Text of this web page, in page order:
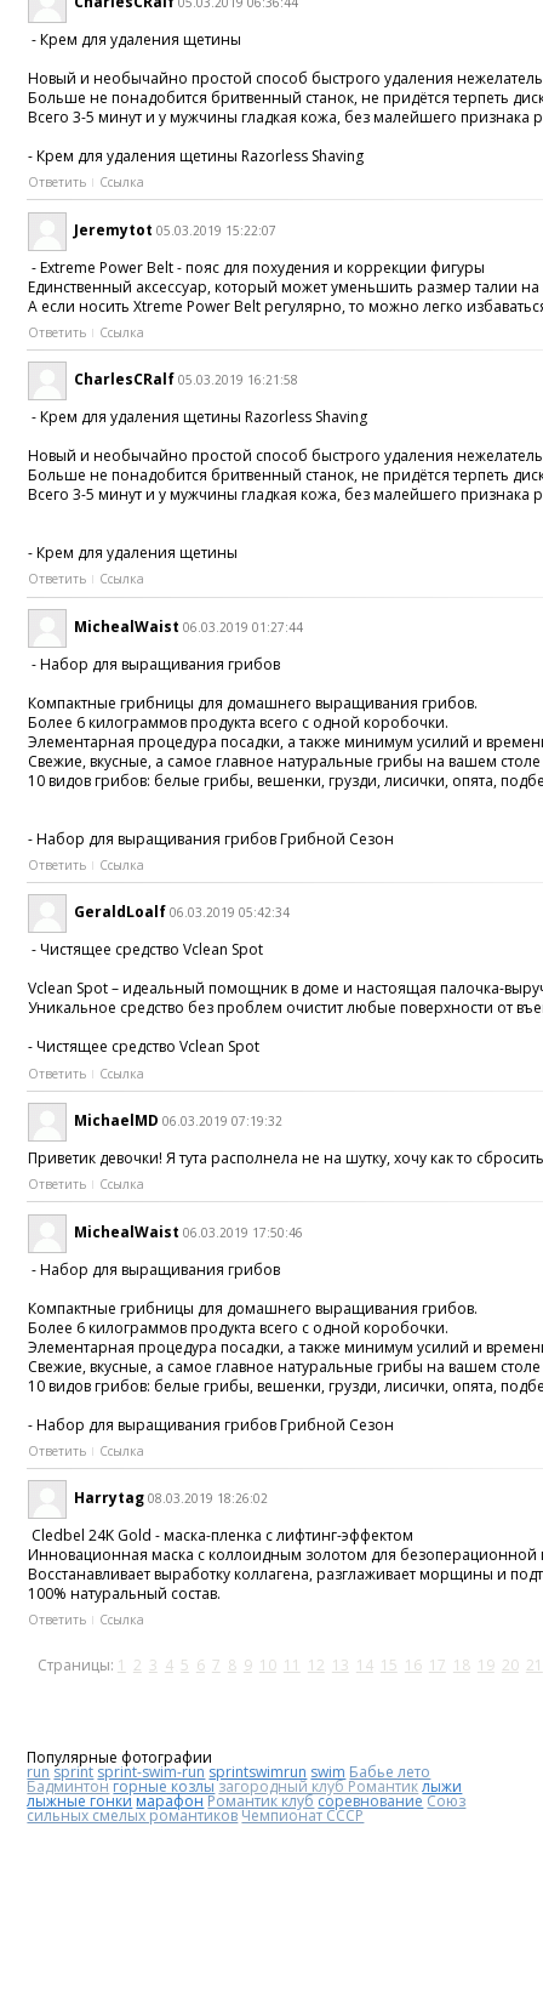
- Крем для удаления щетины
Новый и необычайно простой способ быстрого удаления
Больше не понадобится бритвенный станок, не придётся терпеть
Всего 3-5 минут и у мужчины гладкая кожа, без малейшего признака
- Крем для удаления щетины Razorless Shaving
Ответить Ссылка
Jeremytot 05.03.2019 15:22:07
- Extreme Power Belt - пояс для похудения и коррекции фигуры
Единственный аксессуар, который может уменьшить размер талии на
А если носить Xtreme Power Belt регулярно, то можно легко
Ответить Ссылка
CharlesCRalf 05.03.2019 16:21:58
- Крем для удаления щетины Razorless Shaving
Новый и необычайно простой способ быстрого удаления
Больше не понадобится бритвенный станок, не придётся терпеть
Всего 3-5 минут и у мужчины гладкая кожа, без малейшего признака
- Крем для удаления щетины
Ответить Ссылка
MichealWaist 06.03.2019 01:27:44
- Набор для выращивания грибов
Компактные грибницы для домашнего выращивания грибов.
Более 6 килограммов продукта всего с одной коробочки.
Элементарная процедура посадки, а также минимум усилий и
Свежие, вкусные, а самое главное натуральные грибы на вашем столе
10 видов грибов: белые грибы, вешенки, грузди, лисички, опята,
- Набор для выращивания грибов Грибной Сезон
Ответить Ссылка
GeraldLoalf 06.03.2019 05:42:34
- Чистящее средство Vclean Spot
Vclean Spot – идеальный помощник в доме и настоящая палочка-
Уникальное средство без проблем очистит любые поверхности от
- Чистящее средство Vclean Spot
Ответить Ссылка
MichaelMD 06.03.2019 07:19:32
Приветик девочки! Я тута располнела не на шутку, хочу как то
Ответить Ссылка
MichealWaist 06.03.2019 17:50:46
- Набор для выращивания грибов
Компактные грибницы для домашнего выращивания грибов.
Более 6 килограммов продукта всего с одной коробочки.
Элементарная процедура посадки, а также минимум усилий и
Свежие, вкусные, а самое главное натуральные грибы на вашем столе
10 видов грибов: белые грибы, вешенки, грузди, лисички, опята,
- Набор для выращивания грибов Грибной Сезон
Ответить Ссылка
Harrytag 08.03.2019 18:26:02
Cledbel 24K Gold - маска-пленка с лифтинг-эффектом
Инновационная маска с коллоидным золотом для
Восстанавливает выработку коллагена, разглаживает морщины и
100% натуральный состав.
Ответить Ссылка
Страницы: 1 2 3 4 5 6 7 8 9 10 11 12 13 14 15 16 17 18 19 20 21
Популярные фотографии
run sprint sprint-swim-run sprintswimrun swim Бабье лето
Бадминтонгорные козлы загородный клуб Романтиклыжи
лыжные гонки марафонРомантик клубсоревнованиеСоюз
сильных смелых романтиковЧемпионат СССР